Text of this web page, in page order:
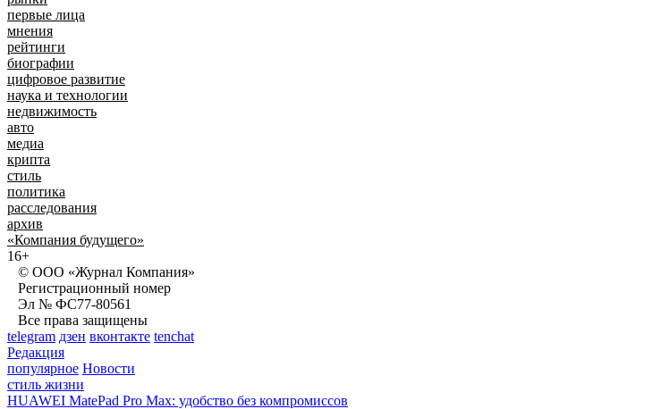
первые лица
мнения
рейтинги
биографии
цифровое развитие
наука и технологии
недвижимость
авто
медиа
крипта
стиль
политика
расследования
архив
«Компания будущего»
16+
© ООО «Журнал Компания»
Регистрационный номер
Эл № ФС77-80561
Все права защищены
telegram дзен вконтакте tenchat
Редакция
популярное Новости
стиль жизни
HUAWEI MatePad Pro Max: удобство без компромиссов